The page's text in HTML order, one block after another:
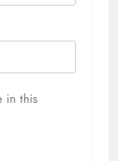
in this